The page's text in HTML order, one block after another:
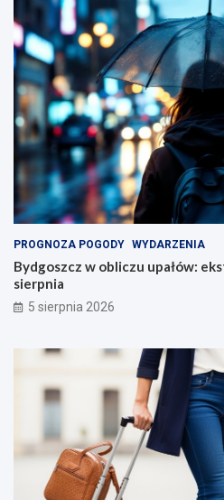
PROGNOZA POGODY WYDARZENIA
Bydgoszcz w obliczu upałów:
sierpnia
5 sierpnia 2026